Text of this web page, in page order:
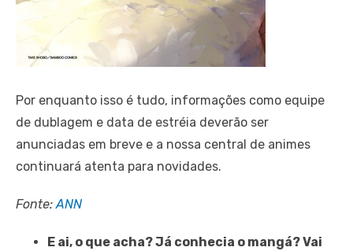
Por enquanto isso é tudo, informações como equipe
de dublagem e data de estréia deverão ser
anunciadas em breve e a nossa central de animes
continuará atenta para novidades.
Fonte:ANN
E ai, o que acha? Já conhecia o mangá? Vai